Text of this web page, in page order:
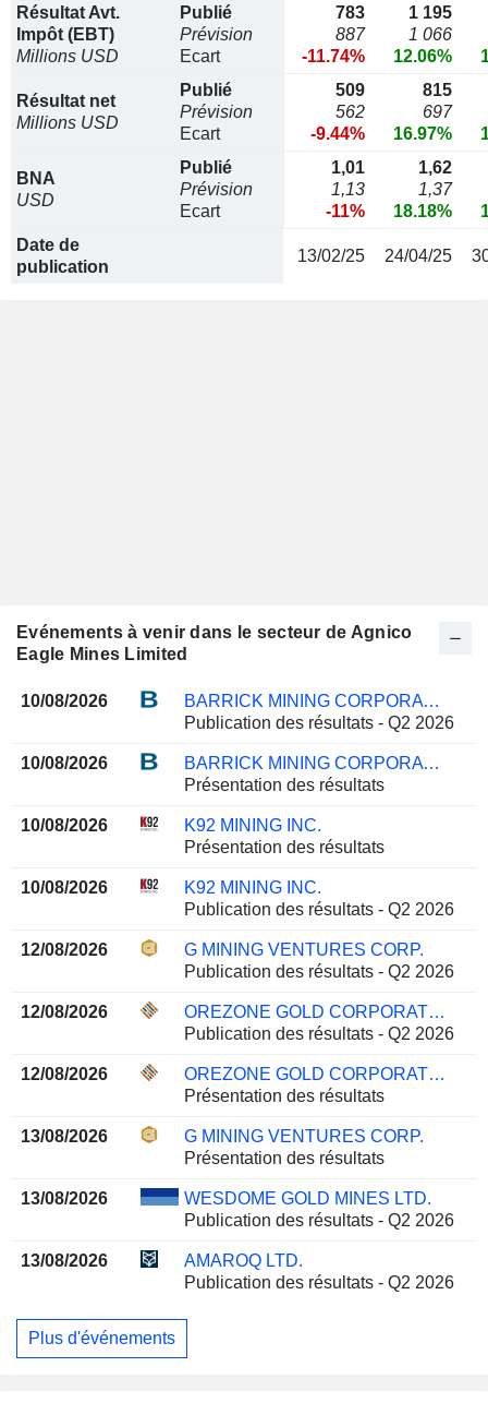
Résultat Avt.
Impôt (EBT)
Millions USD
Publié
Prévision
Ecart
783
887
-11.74%
1 195
1 066
12.06%
Résultat net
Millions USD
Publié
Prévision
Ecart
509
562
-9.44%
815
697
16.97%
BNA
USD
Publié
Prévision
Ecart
1,01
1,13
-11%
1,62
1,37
18.18%
Date de
publication
13/02/25 24/04/25
Evénements à venir dans le secteur de Agnico
Eagle Mines Limited
10/08/2026
BARRICK MINING CORPORATION
Publication des résultats - Q2 2026
10/08/2026
BARRICK MINING CORPORATION
Présentation des résultats
10/08/2026
K92 MINING INC.
Présentation des résultats
10/08/2026
K92 MINING INC.
Publication des résultats - Q2 2026
12/08/2026
G MINING VENTURES CORP.
Publication des résultats - Q2 2026
12/08/2026
OREZONE GOLD CORPORATION
Publication des résultats - Q2 2026
12/08/2026
OREZONE GOLD CORPORATION
Présentation des résultats
13/08/2026
G MINING VENTURES CORP.
Présentation des résultats
13/08/2026
WESDOME GOLD MINES LTD.
Publication des résultats - Q2 2026
13/08/2026
AMAROQ LTD.
Publication des résultats - Q2 2026
Plus d'événements